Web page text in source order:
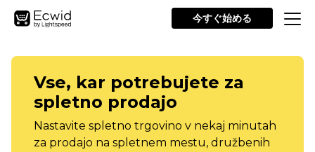
今すぐ始める
Vse, kar potrebujete za
spletno prodajo
Nastavite spletno trgovino v nekaj minutah
za prodajo na spletnem mestu, družbenih